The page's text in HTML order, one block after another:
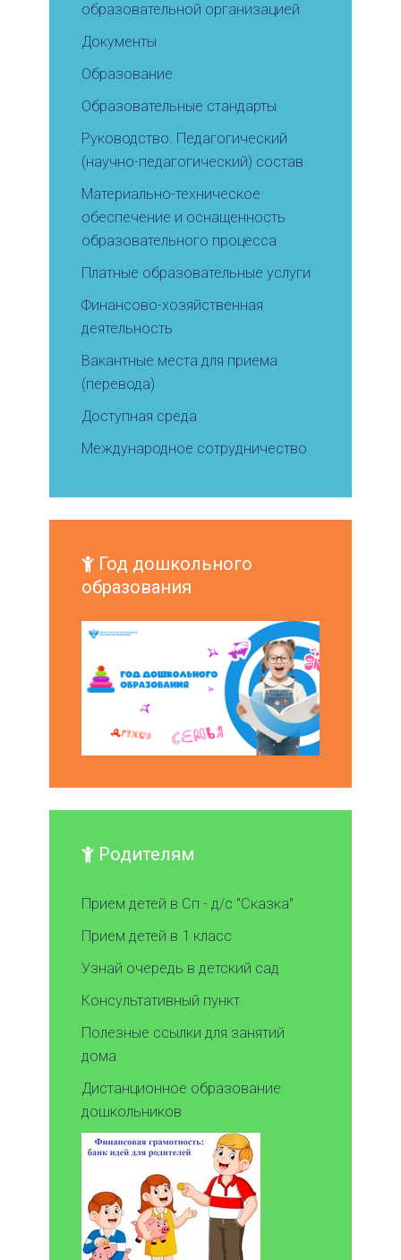
образовательной организацией
Документы
Образование
Образовательные стандарты
Руководство. Педагогический
(научно-педагогический) состав
Материально-техническое
обеспечение и оснащенность
образовательного процесса
Платные образовательные услуги
Финансово-хозяйственная
деятельность
Вакантные места для приема
(перевода)
Доступная среда
Международное сотрудничество
Год дошкольного
образования
Родителям
Прием детей в Сп - д/с "Сказка"
Прием детей в 1 класс
Узнай очередь в детский сад
Консультативный пункт
Полезные ссылки для занятий
дома
Дистанционное образование
дошкольников